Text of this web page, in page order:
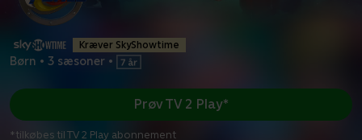
Kræver SkyShowtime
Børn • 3 sæsoner •
Prøv TV 2 Play*
*tilkøbes til TV 2 Play abonnement